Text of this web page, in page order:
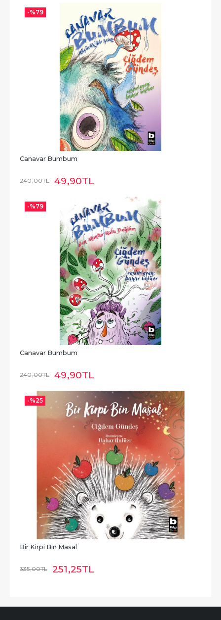
-%79
Canavar Bumbum
240,00TL 49,90TL
-%79
Canavar Bumbum
240,00TL 49,90TL
-%25
Bir Kirpi Bin Masal
335,00TL 251,25TL